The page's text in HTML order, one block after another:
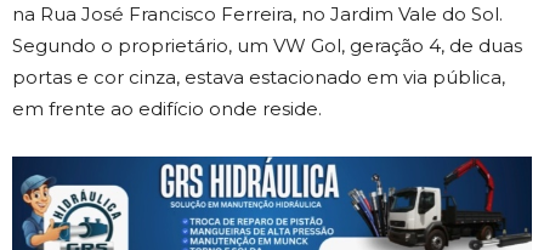
na Rua José Francisco Ferreira, no Jardim Vale do Sol.
Segundo o proprietário, um VW Gol, geração 4, de duas
portas e cor cinza, estava estacionado em via pública,
em frente ao edifício onde reside.